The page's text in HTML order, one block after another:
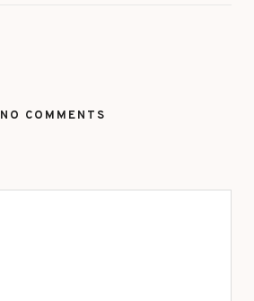
NO COMMENTS